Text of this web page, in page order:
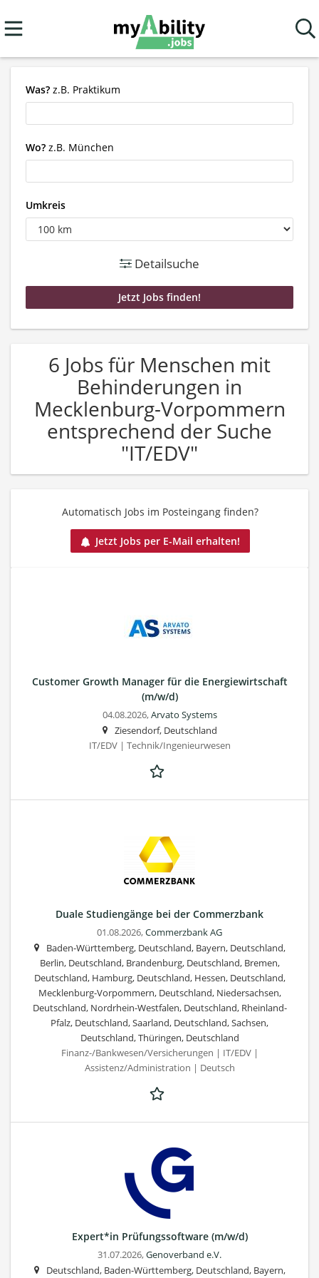
Was? z.B. Praktikum
Wo? z.B. München
Umkreis
Detailsuche
6 Jobs für Menschen mit
Behinderungen in
Mecklenburg-Vorpommern
entsprechend der Suche
"IT/EDV"
Automatisch Jobs im Posteingang finden?
Jetzt Jobs per E-Mail erhalten!
Customer Growth Manager für die Energiewirtschaft
(m/w/d)
04.08.2026,Arvato Systems
Ziesendorf, Deutschland
IT/EDV | Technik/Ingenieurwesen
Duale Studiengänge bei der Commerzbank
01.08.2026,Commerzbank AG
Baden-Württemberg, Deutschland, Bayern, Deutschland,
Berlin, Deutschland, Brandenburg, Deutschland, Bremen,
Deutschland, Hamburg, Deutschland, Hessen, Deutschland,
Mecklenburg-Vorpommern, Deutschland, Niedersachsen,
Deutschland, Nordrhein-Westfalen, Deutschland, Rheinland-
Pfalz, Deutschland, Saarland, Deutschland, Sachsen,
Deutschland, Thüringen, Deutschland
Finanz-/Bankwesen/Versicherungen | IT/EDV |
Assistenz/Administration | Deutsch
Expert*in Prüfungssoftware (m/w/d)
31.07.2026,Genoverband e.V.
Deutschland, Baden-Württemberg, Deutschland, Bayern,